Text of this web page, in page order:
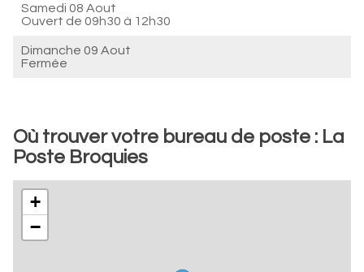
Samedi 08 Aout
Ouvert de 09h30 à 12h30
Dimanche 09 Aout
Fermée
Où trouver votre bureau de poste : La
Poste Broquies
+
−